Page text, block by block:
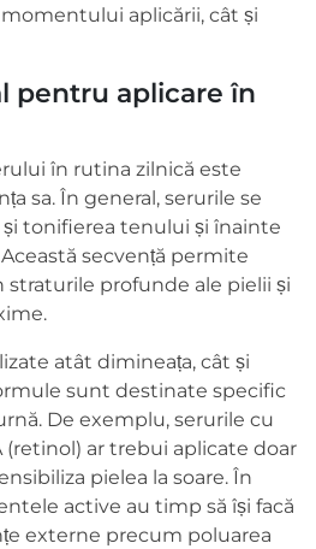
aplicării, cât și
pentru aplicare în
în rutina zilnică este
sa. În general, serurile se
și tonifierea tenului și înainte
secvență permite
straturile profunde ale pielii și
atât dimineața, cât și
sunt destinate specific
De exemplu, serurile cu
(retinol) ar trebui aplicate doar
pielea la soare. În
active au timp să își facă
externe precum poluarea